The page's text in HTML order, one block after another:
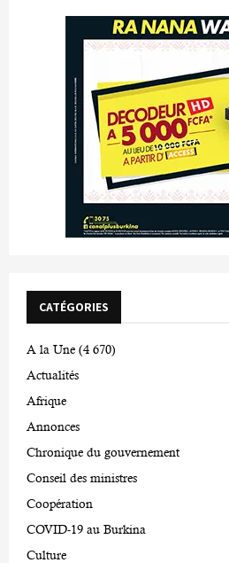
CATÉGORIES
A la Une (4 670)
Actualités
Afrique
Annonces
Chronique du gouvernement
Conseil des ministres
Coopération
COVID-19 au Burkina
Culture